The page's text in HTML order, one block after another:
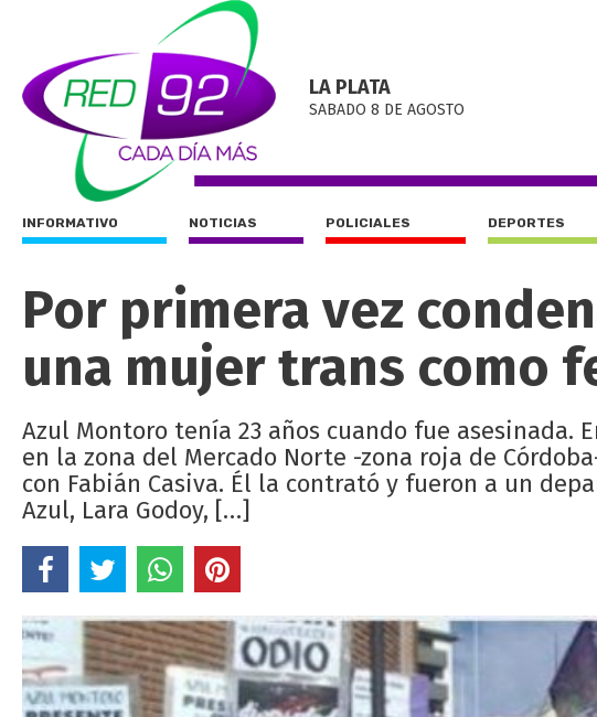
LA PLATA
SABADO 8 DE AGOSTO
INFORMATIVO NOTICIAS POLICIALES DEPORTES
Por primera vez
una mujer trans como
Azul Montoro tenía 23 años cuando fue asesinada.
en la zona del Mercado Norte -zona roja de
con Fabián Casiva. Él la contrató y fueron a un
Azul, Lara Godoy, […]